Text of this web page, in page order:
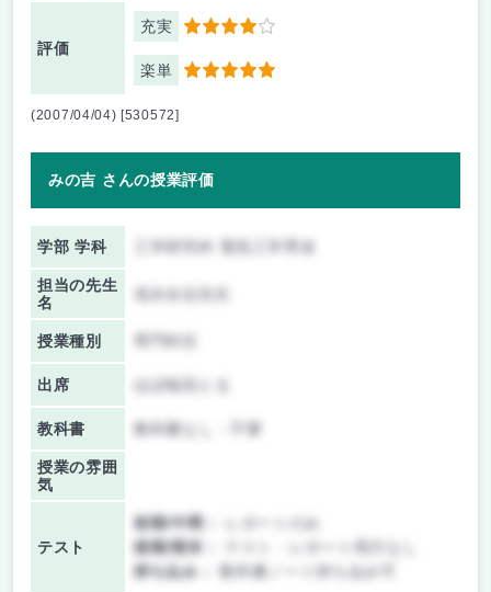
評価
充実 4
楽単 5
(2007/04/04) [530572]
みの吉 さんの授業評価
学部 学科
担当の先生
名
授業種別
出席 ほぼ毎回とる
教科書 教科書なし・不要
授業の雰囲
気
テスト
前期/中間：
後期/期末：
持ち込み：
教科書ノート持ち込み可